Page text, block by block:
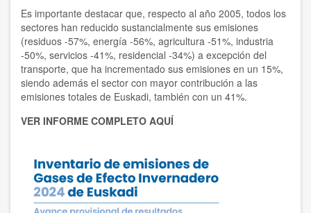
Es importante destacar que, respecto al año 2005, todos los
sectores han reducido sustancialmente sus emisiones
(residuos -57%, energía -56%, agricultura -51%, industria
-50%, servicios -41%, residencial -34%) a excepción del
transporte, que ha incrementado sus emisiones en un 15%,
siendo además el sector con mayor contribución a las
emisiones totales de Euskadi, también con un 41%.
VER INFORME COMPLETO AQUÍ